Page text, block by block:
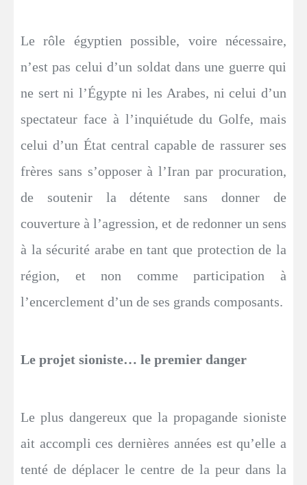
Le rôle égyptien possible, voire nécessaire,
n’est pas celui d’un soldat dans une guerre qui
ne sert ni l’Égypte ni les Arabes, ni celui d’un
spectateur face à l’inquiétude du Golfe, mais
celui d’un État central capable de rassurer ses
frères sans s’opposer à l’Iran par procuration,
de soutenir la détente sans donner de
couverture à l’agression, et de redonner un sens
à la sécurité arabe en tant que protection de la
région, et non comme participation à
l’encerclement d’un de ses grands composants.
Le projet sioniste… le premier danger
Le plus dangereux que la propagande sioniste
ait accompli ces dernières années est qu’elle a
tenté de déplacer le centre de la peur dans la